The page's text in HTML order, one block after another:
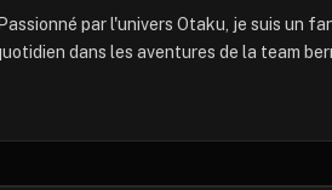
par l'univers Otaku, je suis un
dans les aventures de la team